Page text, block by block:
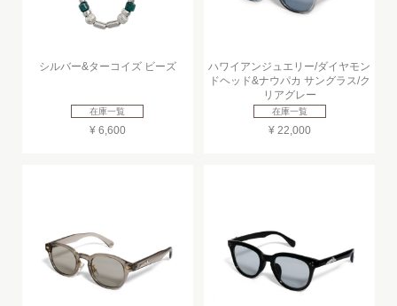
シルバー&ターコイズ ビーズ
在庫一覧
¥ 6,600
ハワイアンジュエリー/ダイヤモン
ドヘッド&ナウパカ サングラス/ク
リアグレー
在庫一覧
¥ 22,000